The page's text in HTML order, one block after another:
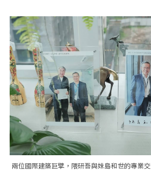
兩位國際建築巨擘，隈研吾與妹島和世的專業